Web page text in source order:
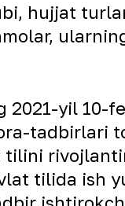
hujjat
yil 10-
tadbirlari
tilida ish